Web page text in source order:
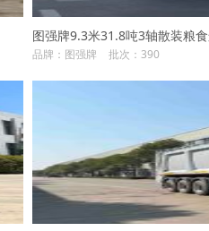
图强牌9.3米31.8吨3轴散装粮
品牌：图强牌 批次：390